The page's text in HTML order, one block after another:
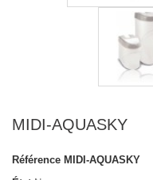
MIDI-AQUASKY
Référence MIDI-AQUASKY